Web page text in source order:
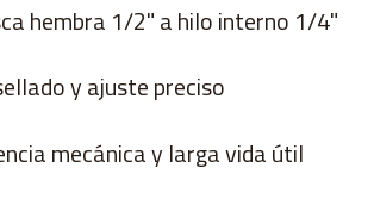
hembra 1/2" a hilo interno 1/4"
y ajuste preciso
mecánica y larga vida útil